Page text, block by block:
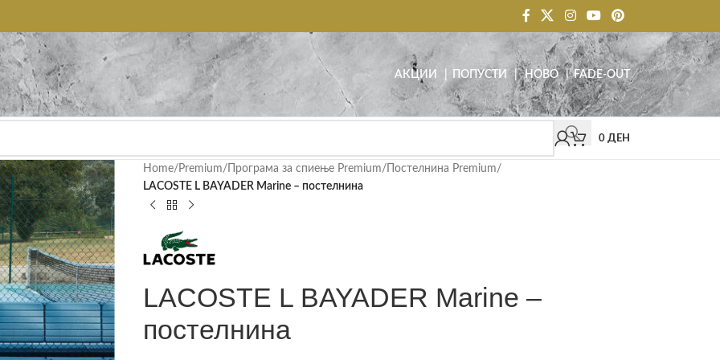
АКЦИИ | ПОПУСТИ |НОВО|FADE-OUT
0 ДЕН
Home/ Premium/ Програма за спиење Premium/ Постелнина Premium/
LACOSTE L BAYADER Marine – постелнина
LACOSTE L BAYADER Marine –
постелнина